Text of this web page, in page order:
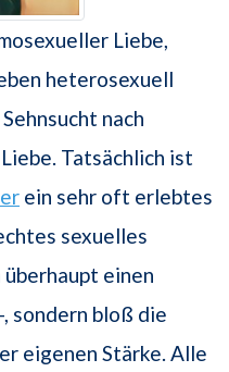
Liebe,
heterosexuell
nach
Tatsächlich ist
ein sehr oft erlebtes
sexuelles
einen
sondern bloß die
eigenen Stärke. Alle